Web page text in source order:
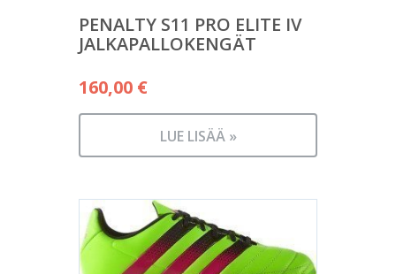
PENALTY S11 PRO ELITE IV
JALKAPALLOKENGÄT
160,00 €
LUE LISÄÄ »